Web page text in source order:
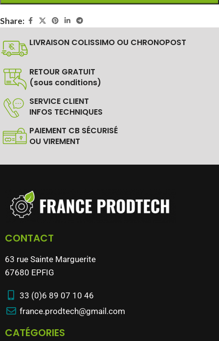
Share:
LIVRAISON COLISSIMO OU CHRONOPOST
RETOUR GRATUIT
(sous conditions)
SERVICE CLIENT
INFOS TECHNIQUES
PAIEMENT CB SÉCURISÉ
OU VIREMENT
CONTACT
63 rue Sainte Marguerite
67680 EPFIG
33 (0)6 89 07 10 46
france.prodtech@gmail.com
CATÉGORIES